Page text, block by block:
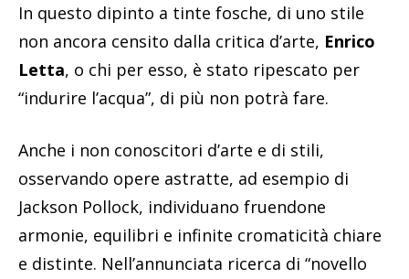
In questo dipinto a tinte fosche, di uno stile
non ancora censito dalla critica d’arte, Enrico
Letta, o chi per esso, è stato ripescato per
“indurire l’acqua”, di più non potrà fare.
Anche i non conoscitori d’arte e di stili,
osservando opere astratte, ad esempio di
Jackson Pollock, individuano fruendone
armonie, equilibri e infinite cromaticità chiare
e distinte. Nell’annunciata ricerca di “novello